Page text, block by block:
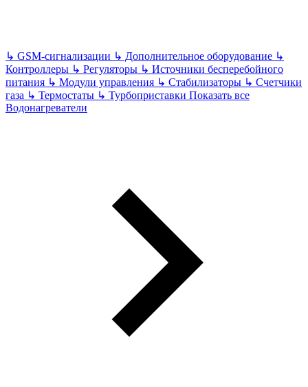
↳ GSM-сигнализации ↳ Дополнительное оборудование ↳
Контроллеры ↳ Регуляторы ↳ Источники бесперебойного
питания ↳ Модули управления ↳ Стабилизаторы ↳ Счетчики
газа ↳ Термостаты ↳ Турбоприставки Показать все
Водонагреватели